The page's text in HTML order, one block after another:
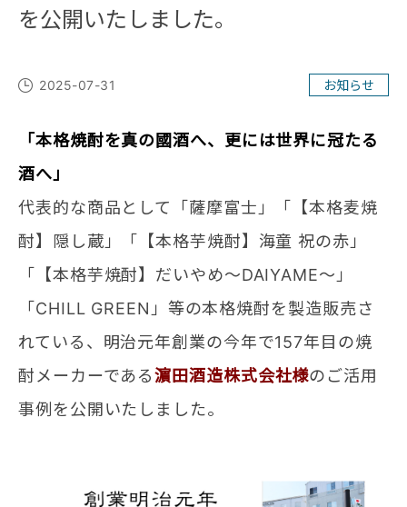
を公開いたしました。
2025-07-31 お知らせ
「本格焼酎を真の國酒へ、更には世界に冠たる
酒へ」
代表的な商品として「薩摩富士」「【本格麦焼
酎】隠し蔵」「【本格芋焼酎】海童 祝の赤」
「【本格芋焼酎】だいやめ～DAIYAME～」
「CHILL GREEN」等の本格焼酎を製造販売さ
れている、明治元年創業の今年で157年目の焼
酎メーカーである濵田酒造株式会社様のご活用
事例を公開いたしました。